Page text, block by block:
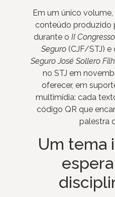
Em um único
conteúdo produzido
durante o II
Seguro (CJF/STJ) e
Seguro José Sollero
no STJ em
oferecer, em
multimídia: cada
código QR que
palestra
Um tema